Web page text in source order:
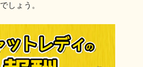
しょう。